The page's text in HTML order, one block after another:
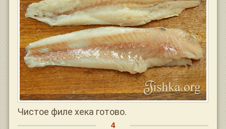
Чистое филе хека готово.